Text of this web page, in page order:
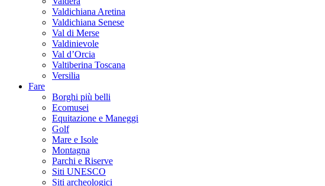
Valdichiana Aretina
Valdichiana Senese
Val di Merse
Valdinievole
Val d’Orcia
Valtiberina Toscana
Versilia
Fare
Borghi più belli
Ecomusei
Equitazione e Maneggi
Golf
Mare e Isole
Montagna
Parchi e Riserve
Siti UNESCO
Siti archeologici